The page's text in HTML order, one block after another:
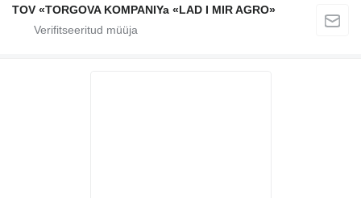
TOV «TORGOVA KOMPANIYa «LAD I MIR AGRO»